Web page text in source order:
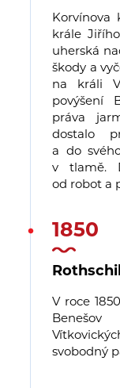
Korvínova
krále
uherská
škody a
na králi
povýšení
práva
dostalo
a do
v tlamě.
od robot a
1850
V roce
svobodný